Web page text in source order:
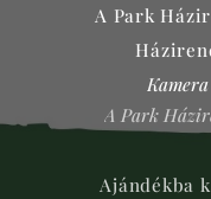
A Park
Kamera
A Park
Ajándékba